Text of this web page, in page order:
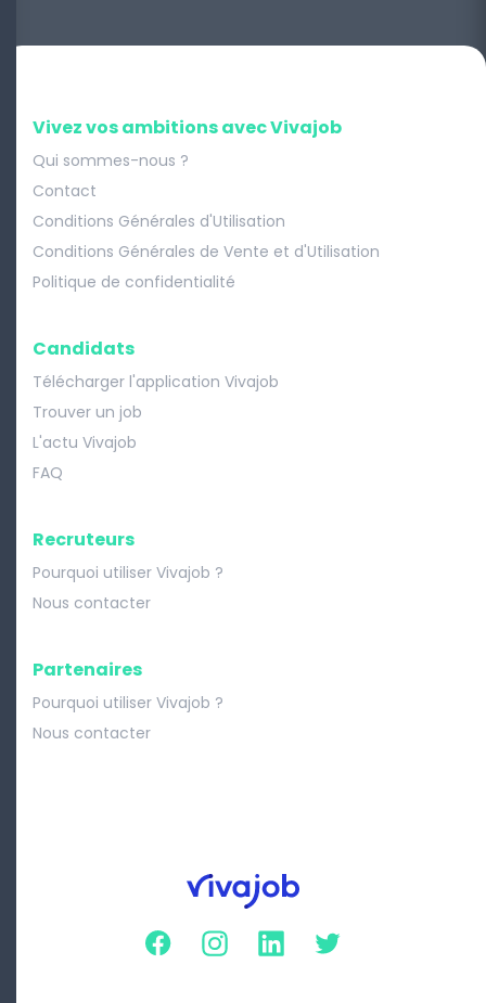
Vivez vos ambitions avec Vivajob
Qui sommes-nous ?
Contact
Conditions Générales d'Utilisation
Conditions Générales de Vente et d'Utilisation
Politique de confidentialité
Candidats
Télécharger l'application Vivajob
Trouver un job
L'actu Vivajob
FAQ
Recruteurs
Pourquoi utiliser Vivajob ?
Nous contacter
Partenaires
Pourquoi utiliser Vivajob ?
Nous contacter
Facebook
Instagram
LinkedinTwitter